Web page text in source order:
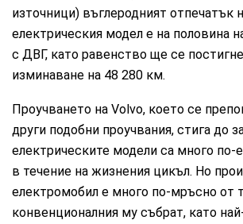
източници) въглеродният отпечатък
електрическия модел е на половина
с ДВГ, като равенство ще се
изминаване на 48 280 км.
Проучването на Volvo, което се
други подобни проучвания, стига до
електрическите модели са много по-
в течение на жизнения цикъл. Но
електромобил е много по-мръсно от
конвенционалния му събрат, като